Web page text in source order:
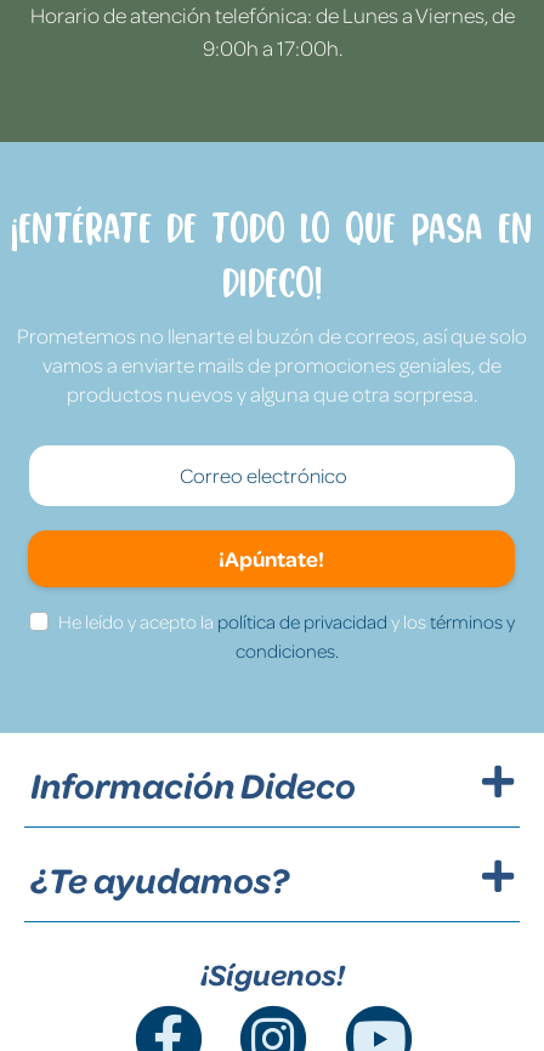
Horario de atención telefónica: de Lunes a Viernes, de
9:00h a 17:00h.
¡Entérate de todo lo que pasa en
Dideco!
Prometemos no llenarte el buzón de correos, así que solo
vamos a enviarte mails de promociones geniales, de
productos nuevos y alguna que otra sorpresa.
¡Apúntate!
He leído y acepto la política de privacidad y lostérminos y
condiciones.
Información Dideco
¿Te ayudamos?
¡Síguenos!